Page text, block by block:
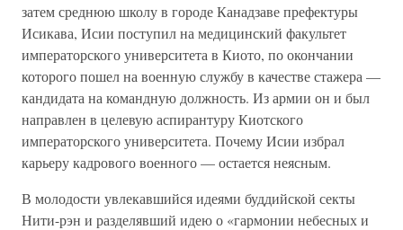
затем среднюю школу в городе Канадзаве префектуры
Исикава, Исии поступил на медицинский факультет
императорского университета в Киото, по окончании
которого пошел на военную службу в качестве стажера —
кандидата на командную должность. Из армии он и был
направлен в целевую аспирантуру Киотского
императорского университета. Почему Исии избрал
карьеру кадрового военного — остается неясным.
В молодости увлекавшийся идеями буддийской секты
Нити-рэн и разделявший идею о «гармонии небесных и